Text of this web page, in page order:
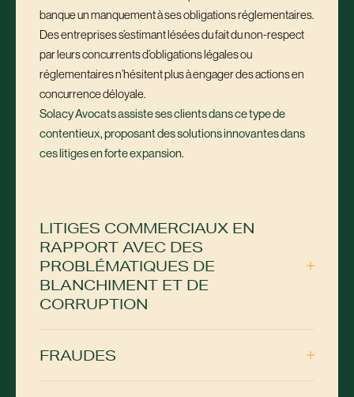
banque un manquement à ses obligations réglementaires.
Des entreprises s’estimant lésées du fait du non-respect
par leurs concurrents d’obligations légales ou
réglementaires n’hésitent plus à engager des actions en
concurrence déloyale.
Solacy Avocats assiste ses clients dans ce type de
contentieux, proposant des solutions innovantes dans
ces litiges en forte expansion.
LITIGES COMMERCIAUX EN
RAPPORT AVEC DES
PROBLÉMATIQUES DE
BLANCHIMENT ET DE
CORRUPTION
FRAUDES